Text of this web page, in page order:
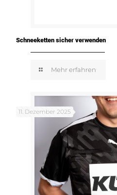
Schneeketten sicher verwenden
Mehr erfahren
11. Dezember 2025